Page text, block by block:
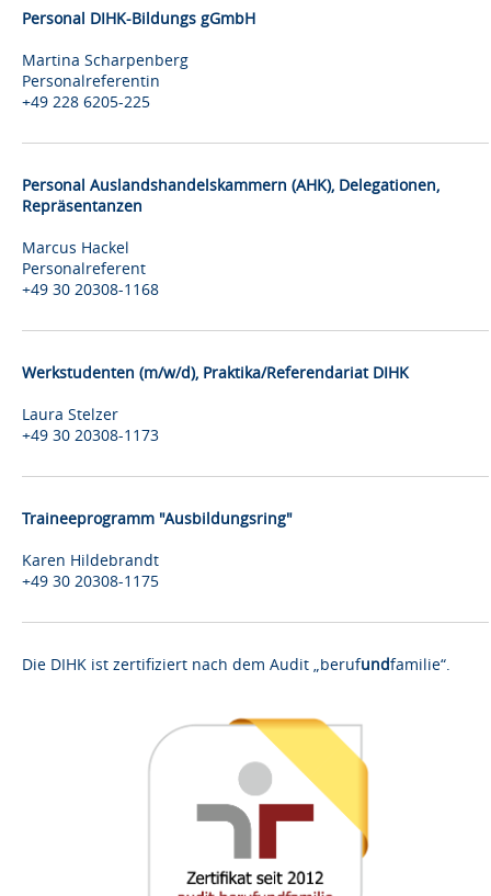
Personal DIHK-Bildungs gGmbH
Martina Scharpenberg
Personalreferentin
+49 228 6205-225
Personal Auslandshandelskammern (AHK), Delegationen,
Repräsentanzen
Marcus Hackel
Personalreferent
+49 30 20308-1168
Werkstudenten (m/w/d), Praktika/Referendariat DIHK
Laura Stelzer
+49 30 20308-1173
Traineeprogramm "Ausbildungsring"
Karen Hildebrandt
+49 30 20308-1175
Die DIHK ist zertifiziert nach dem Audit „berufundfamilie“.